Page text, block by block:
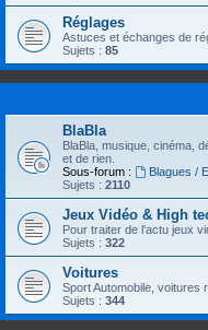
Réglages
Astuces et échanges de
Sujets : 85
BlaBla
BlaBla, musique, cinéma,
et de rien.
Sous-forum :
Blagues /
Sujets : 2110
Jeux Vidéo & High
Pour traiter de l'actu jeux
Sujets : 322
Voitures
Sport Automobile, voitures
Sujets : 344